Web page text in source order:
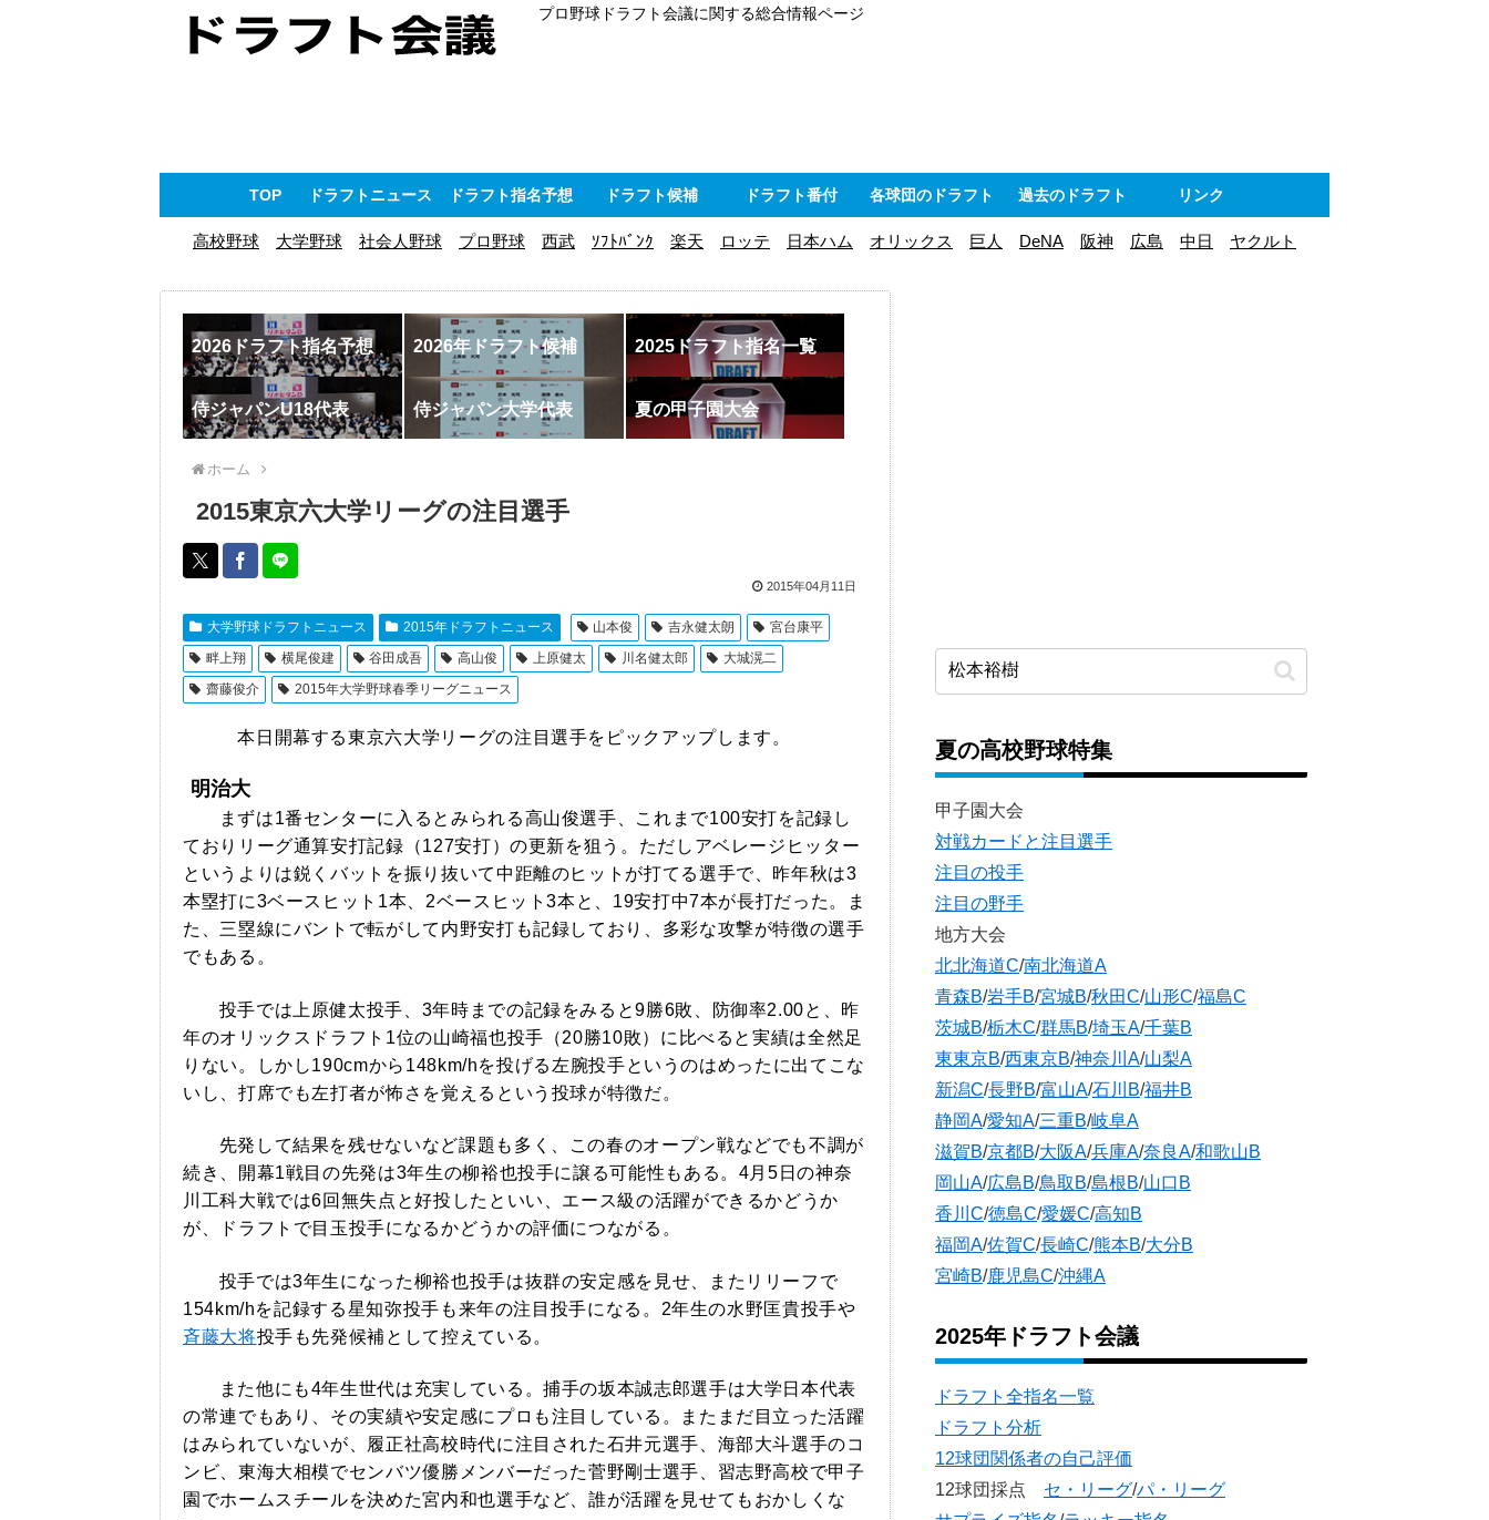
プロ野球ドラフト会議に関する総合情報ページ
TOP ドラフトニュース ドラフト指名予想 ドラフト候補 ドラフト番付 各球団のドラフト 過去のドラフト リンク
高校野球 大学野球 社会人野球 プロ野球 西武 ｿﾌﾄﾊﾞﾝｸ 楽天 ロッテ 日本ハム オリックス 巨人 DeNA 阪神 広島 中日 ヤクルト
2026ドラフト指名予想 2026年ドラフト候補 2025ドラフト指名一覧
侍ジャパンU18代表 侍ジャパン大学代表 夏の甲子園大会
ホーム
2015東京六大学リーグの注目選手
2015年04月11日
大学野球ドラフトニュース 2015年ドラフトニュース 山本俊 吉永健太朗
宮台康平
畔上翔
横尾俊建 谷田成吾 高山俊 上原健太 川名健太郎
大城滉二
齋藤俊介
2015年大学野球春季リーグニュース
本日開幕する東京六大学リーグの注目選手をピックアップします。
明治大
まずは1番センターに入るとみられる高山俊選手、これまで100安打を記録し
ておりリーグ通算安打記録（127安打）の更新を狙う。ただしアベレージヒッター
というよりは鋭くバットを振り抜いて中距離のヒットが打てる選手で、昨年秋は3
本塁打に3ベースヒット1本、2ベースヒット3本と、19安打中7本が長打だった。ま
た、三塁線にバントで転がして内野安打も記録しており、多彩な攻撃が特徴の選手
でもある。
投手では上原健太投手、3年時までの記録をみると9勝6敗、防御率2.00と、昨
年のオリックスドラフト1位の山崎福也投手（20勝10敗）に比べると実績は全然足
りない。しかし190cmから148km/hを投げる左腕投手というのはめったに出てこな
いし、打席でも左打者が怖さを覚えるという投球が特徴だ。
先発して結果を残せないなど課題も多く、この春のオープン戦などでも不調が
続き、開幕1戦目の先発は3年生の柳裕也投手に譲る可能性もある。4月5日の神奈
川工科大戦では6回無失点と好投したといい、エース級の活躍ができるかどうか
が、ドラフトで目玉投手になるかどうかの評価につながる。
投手では3年生になった柳裕也投手は抜群の安定感を見せ、またリリーフで
154km/hを記録する星知弥投手も来年の注目投手になる。2年生の水野匡貴投手や
斉藤大将投手も先発候補として控えている。
また他にも4年生世代は充実している。捕手の坂本誠志郎選手は大学日本代表
の常連でもあり、その実績や安定感にプロも注目している。またまだ目立った活躍
はみられていないが、履正社高校時代に注目された石井元選手、海部大斗選手のコ
ンビ、東海大相模でセンバツ優勝メンバーだった菅野剛士選手、習志野高校で甲子
園でホームスチールを決めた宮内和也選手など、誰が活躍を見せてもおかしくな
夏の高校野球特集
甲子園大会
対戦カードと注目選手
注目の投手
注目の野手
地方大会
北北海道C/南北海道A
青森B/岩手B/宮城B/秋田C/山形C/福島C
茨城B/栃木C/群馬B/埼玉A/千葉B
東東京B/西東京B/神奈川A/山梨A
新潟C/長野B/富山A/石川B/福井B
静岡A/愛知A/三重B/岐阜A
滋賀B/京都B/大阪A/兵庫A/奈良A/和歌山B
岡山A/広島B/鳥取B/島根B/山口B
香川C/徳島C/愛媛C/高知B
福岡A/佐賀C/長崎C/熊本B/大分B
宮崎B/鹿児島C/沖縄A
2025年ドラフト会議
ドラフト全指名一覧
ドラフト分析
12球団関係者の自己評価
12球団採点 セ・リーグ/パ・リーグ